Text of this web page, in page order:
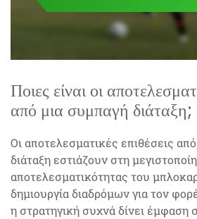
Ποιες είναι οι
από μια συμπαγή διάταξη;
Οι αποτελεσματικές επιθέσεις
διάταξη εστιάζουν στη
αποτελεσματικότητας του
δημιουργία διαδρόμων για τον
η στρατηγική συχνά δίνει έμφαση